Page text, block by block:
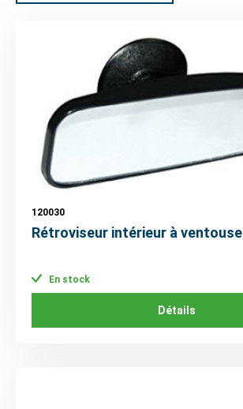
120030
Rétroviseur intérieur à ventouse
En stock
Détails